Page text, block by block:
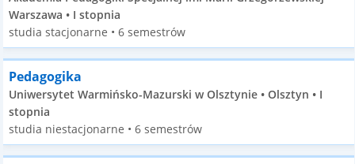
Warszawa • I stopnia
studia stacjonarne • 6 semestrów
Pedagogika
Uniwersytet Warmińsko-Mazurski w Olsztynie • Olsztyn • I
stopnia
studia niestacjonarne • 6 semestrów